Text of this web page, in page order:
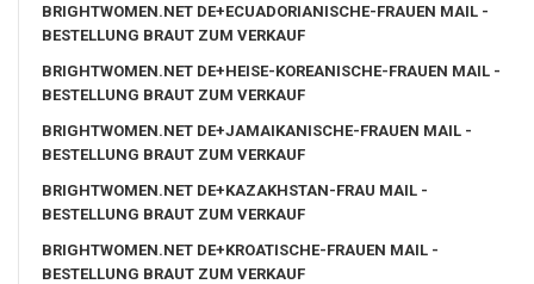
BRIGHTWOMEN.NET DE+ECUADORIANISCHE-FRAUEN MAIL -
BESTELLUNG BRAUT ZUM VERKAUF
BRIGHTWOMEN.NET DE+HEISE-KOREANISCHE-FRAUEN MAIL -
BESTELLUNG BRAUT ZUM VERKAUF
BRIGHTWOMEN.NET DE+JAMAIKANISCHE-FRAUEN MAIL -
BESTELLUNG BRAUT ZUM VERKAUF
BRIGHTWOMEN.NET DE+KAZAKHSTAN-FRAU MAIL -
BESTELLUNG BRAUT ZUM VERKAUF
BRIGHTWOMEN.NET DE+KROATISCHE-FRAUEN MAIL -
BESTELLUNG BRAUT ZUM VERKAUF